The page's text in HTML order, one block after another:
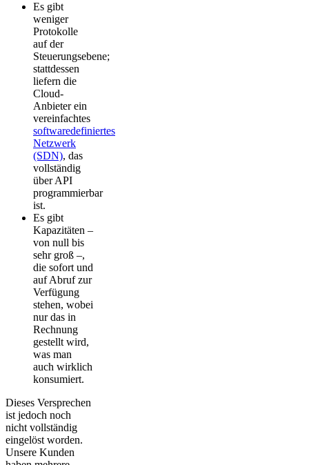
Es gibt
weniger
Protokolle
auf der
Steuerungsebene;
stattdessen
liefern die
Cloud-
Anbieter ein
vereinfachtes
softwaredefiniertes
Netzwerk
(SDN), das
vollständig
über API
programmierbar
ist.
Es gibt
Kapazitäten –
von null bis
sehr groß –,
die sofort und
auf Abruf zur
Verfügung
stehen, wobei
nur das in
Rechnung
gestellt wird,
was man
auch wirklich
konsumiert.
Dieses Versprechen
ist jedoch noch
nicht vollständig
eingelöst worden.
Unsere Kunden